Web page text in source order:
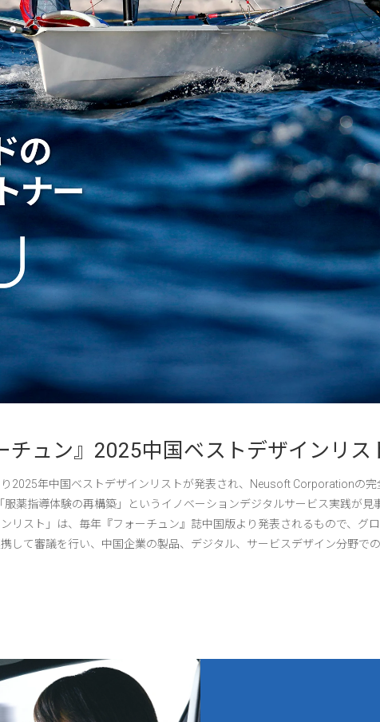
チュン』2025中国ベストデザインリス
2025年中国ベストデザインリストが発表され、Neusoft Corporationの
薬指導体験の再構築」というイノベーションデジタルサービス実践が見
リスト」は、毎年『フォーチュン』誌中国版より発表されるもので、グ
して審議を行い、中国企業の製品、デジタル、サービスデザイン分野で